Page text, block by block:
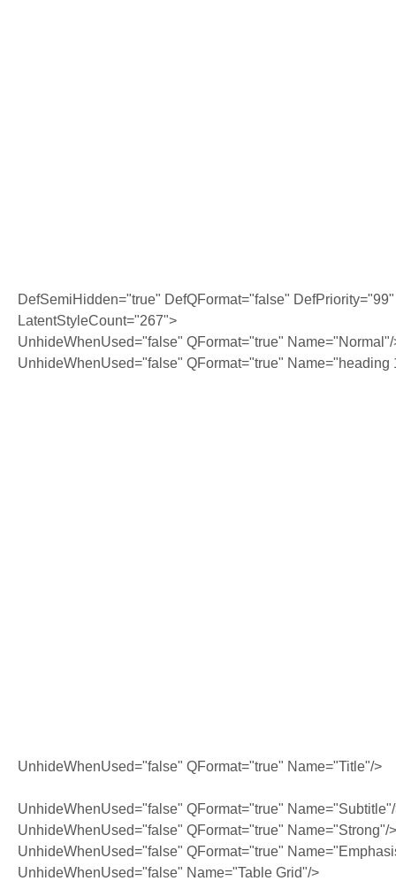
DefSemiHidden="true" DefQFormat="false" DefPriority="99"
LatentStyleCount="267">
UnhideWhenUsed="false" QFormat="true" Name="Normal"/
UnhideWhenUsed="false" QFormat="true" Name="heading
UnhideWhenUsed="false" QFormat="true" Name="Title"/>
UnhideWhenUsed="false" QFormat="true"
UnhideWhenUsed="false" QFormat="true" Name="Strong"/>
UnhideWhenUsed="false" QFormat="true"
UnhideWhenUsed="false" Name="Table Grid"/>